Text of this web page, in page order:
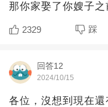
那你家娶了你嫂子
2329 踩
回答12
2024/10/15
各位，沒想到現在